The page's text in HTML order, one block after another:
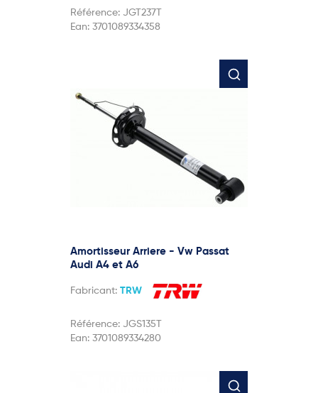
Référence: JGT237T
Ean: 3701089334358
Amortisseur Arriere - Vw Passat
Audi A4 et A6
Fabricant: TRW
Référence: JGS135T
Ean: 3701089334280